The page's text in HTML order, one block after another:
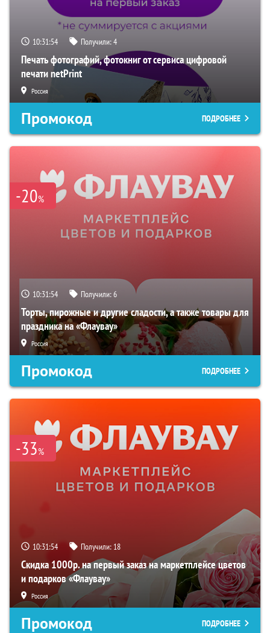
10:31:53 Получили:4
Печать фотографий, фотокниг от сервиса цифровой
печати netPrint
Россия
Промокод ПОДРОБНЕЕ
-20%
10:31:53 Получили:6
Торты, пирожные и другие сладости, а также товары для
праздника на «Флаувау»
Россия
Промокод ПОДРОБНЕЕ
-33%
10:31:53 Получили: 18
Скидка 1000р. на первый заказ на маркетплейсе цветов
и подарков «Флаувау»
Россия
Промокод ПОДРОБНЕЕ